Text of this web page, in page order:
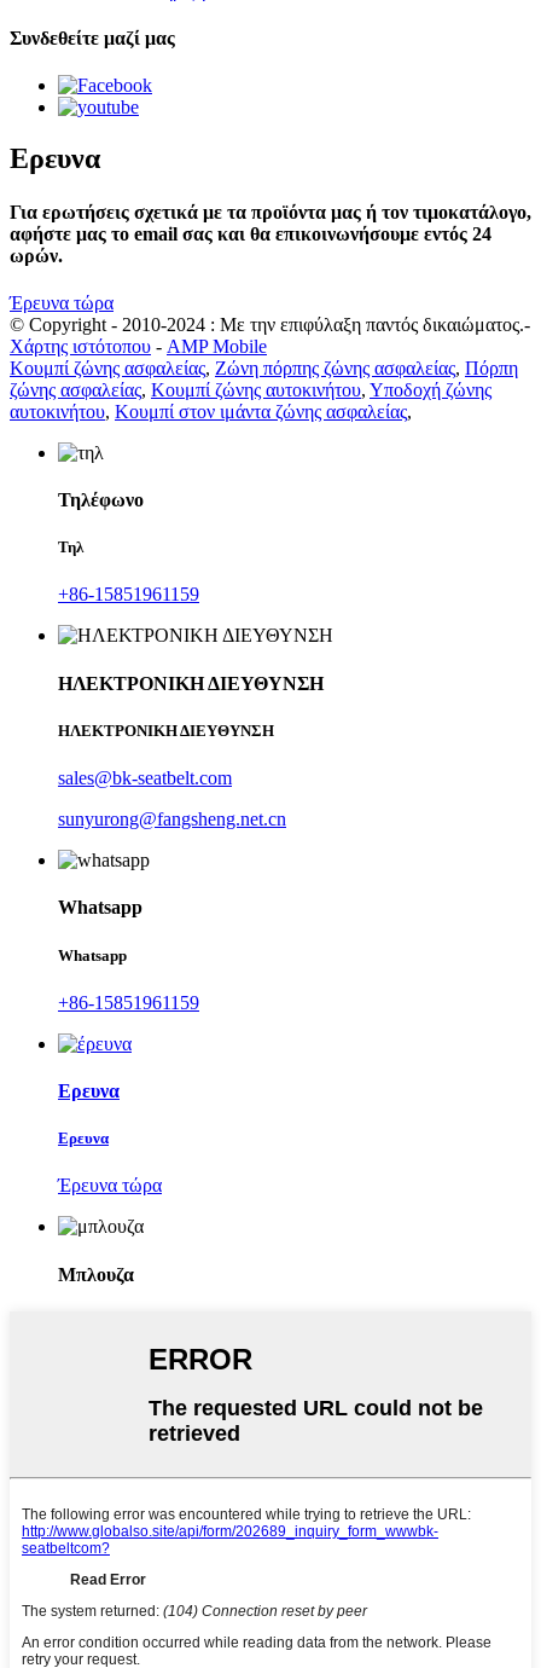
Συνδεθείτε μαζί μας
Ερευνα
Για ερωτήσεις σχετικά με τα προϊόντα μας ή τον τιμοκατάλογο,
αφήστε μας το email σας και θα επικοινωνήσουμε εντός 24
ωρών.
Έρευνα τώρα
© Copyright - 2010-2024 : Με την επιφύλαξη παντός δικαιώματος.-
Χάρτης ιστότοπου - AMP Mobile
Κουμπί ζώνης ασφαλείας, Ζώνη πόρπης ζώνης ασφαλείας, Πόρπη
ζώνης ασφαλείας, Κουμπί ζώνης αυτοκινήτου, Υποδοχή ζώνης
αυτοκινήτου, Κουμπί στον ιμάντα ζώνης ασφαλείας,
Τηλέφωνο
Τηλ
+86-15851961159
ΗΛΕΚΤΡΟΝΙΚΗ ΔΙΕΥΘΥΝΣΗ
ΗΛΕΚΤΡΟΝΙΚΗ ΔΙΕΥΘΥΝΣΗ
sales@bk-seatbelt.com
sunyurong@fangsheng.net.cn
Whatsapp
Whatsapp
+86-15851961159
Ερευνα
Ερευνα
Έρευνα τώρα
Μπλουζα